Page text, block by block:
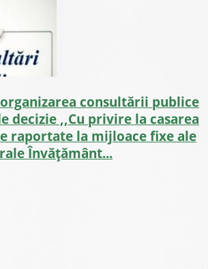
consultării publice
decizie ,,Cu privire la casarea
raportate la mijloace fixe ale
Învățământ...